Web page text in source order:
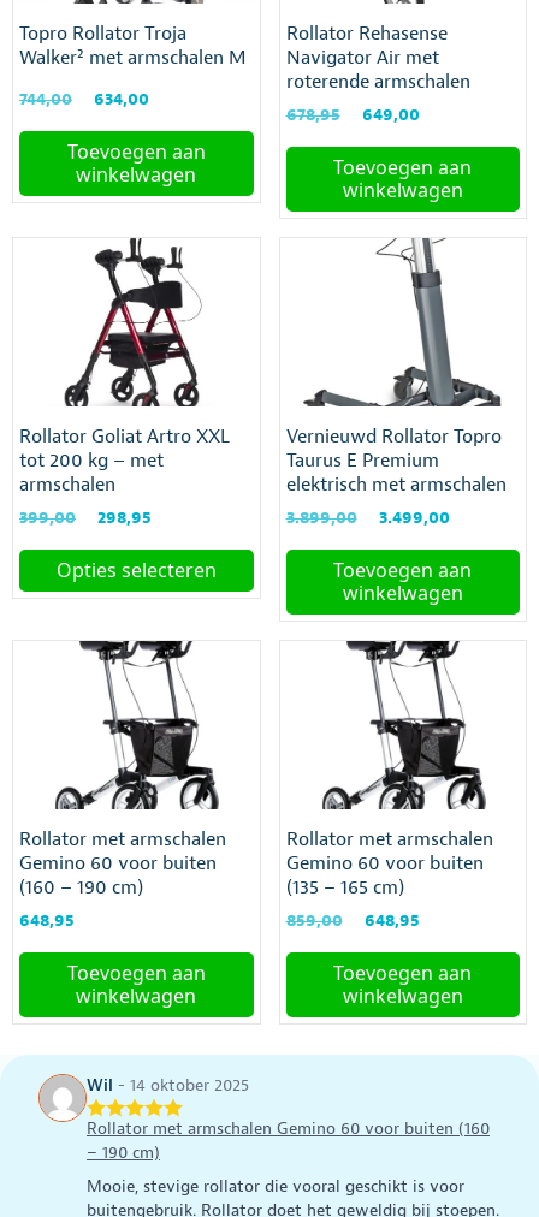
worden
op
productpagina
worden
op
de
productpagina
Topro Rollator Troja
Walker² met armschalen M
744,00
Oorspronkelijke
was:
€744,00.
634,00
is:
€634,00.
Toevoegen aan
winkelwagen
Rollator Rehasense
Navigator Air met
roterende armschalen
678,95
Oorspronkelijke
was:
€678,95.
649,00
is:
€649,00.
Toevoegen aan
winkelwagen
Rollator Goliat Artro XXL
tot 200 kg – met
armschalen
399,00
Oorspronkelijke
was:
€399,00.
298,95
is:
€298,95.
Opties selecteren
Dit
gekozen
op
de
productpagina
Vernieuwd Rollator Topro
Taurus E Premium
elektrisch met armschalen
150 kg
3.899,00
Oorspronkelijke
was:
€3.899,00.
3.499,00
is:
Toevoegen aan
winkelwagen
Rollator met armschalen
Gemino 60 voor buiten
(160 – 190 cm)
648,95
Toevoegen aan
winkelwagen
Rollator met armschalen
Gemino 60 voor buiten
(135 – 165 cm)
859,00
Oorspronkelijke
was:
€859,00.
648,95
is:
€648,95.
Toevoegen aan
winkelwagen
Wil - 14 oktober 2025
Rollator met armschalen Gemino 60 voor buiten (160
– 190 cm)
Mooie, stevige rollator die vooral geschikt is voor
buitengebruik. Rollator doet het geweldig bij stoepen.